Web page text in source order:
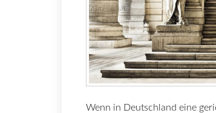
Wenn in Deutschland eine